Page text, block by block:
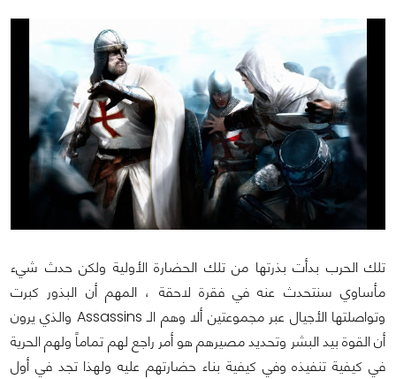
تلك الحرب بدأت بذرتها من تلك الحضارة الأولية ولكن حدث شيء
مأساوي سنتحدث عنه في فقرة لاحقة ، المهم أن البذور كبرت
وتواصلتها الأجيال عبر مجموعتين ألا وهم الـ Assassins والذي يرون
أن القوة بيد البشر وتحديد مصيرهم هو أمر راجع لهم تماماً ولهم الحرية
في كيفية تنفيذه وفي كيفية بناء حضارتهم عليه ولهذا تجد في أول